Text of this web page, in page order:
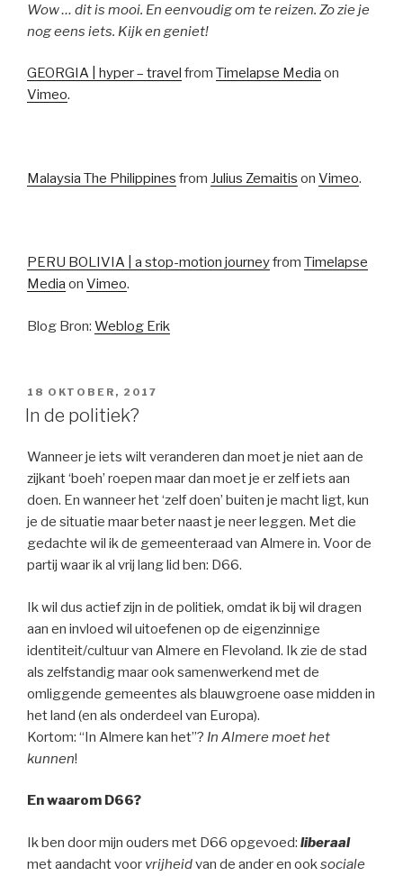
Wow … dit is mooi. En eenvoudig om te reizen. Zo zie je
nog eens iets. Kijk en geniet!
GEORGIA | hyper – travel from Timelapse Media on
Vimeo.
Malaysia The Philippines from Julius Zemaitis on Vimeo.
PERU BOLIVIA | a stop-motion journeyfrom Timelapse
Media on Vimeo.
Blog Bron: Weblog Erik
GEPLAATST
OP
18 OKTOBER, 2017
In de politiek?
Wanneer je iets wilt veranderen dan moet je niet aan de
zijkant ‘boeh’ roepen maar dan moet je er zelf iets aan
doen. En wanneer het ‘zelf doen’ buiten je macht ligt, kun
je de situatie maar beter naast je neer leggen. Met die
gedachte wil ik de gemeenteraad van Almere in. Voor de
partij waar ik al vrij lang lid ben: D66.
Ik wil dus actief zijn in de politiek, omdat ik bij wil dragen
aan en invloed wil uitoefenen op de eigenzinnige
identiteit/cultuur van Almere en Flevoland. Ik zie de stad
als zelfstandig maar ook samenwerkend met de
omliggende gemeentes als blauwgroene oase midden in
het land (en als onderdeel van Europa).
Kortom: “In Almere kan het”? In Almere moet het
kunnen!
En waarom D66?
Ik ben door mijn ouders met D66 opgevoed: liberaal
met aandacht voor vrijheidvan de ander en ook sociale